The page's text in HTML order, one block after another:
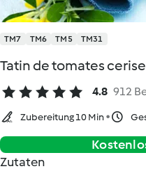
TM7 TM6 TM5 TM31
Tatin de tomates
4.8 912
Zubereitung 10 Min
Zutaten